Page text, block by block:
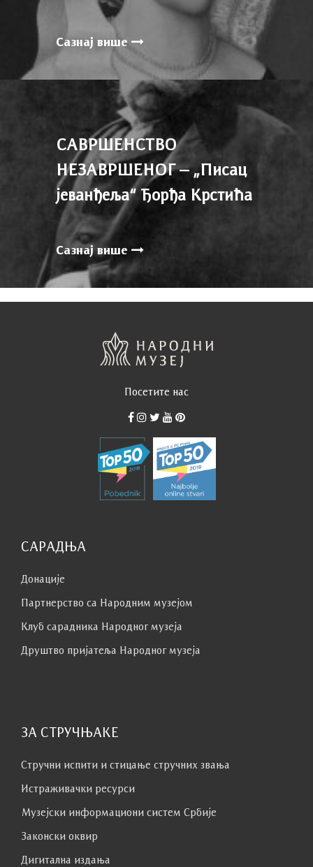
Сазнај више
САВРШЕНСТВО
НЕЗАВРШЕНОГ – „Писац
јеванђеља“ Ђорђа Крстића
Сазнај више
Посетите нас
САРАДЊА
Донације
Партнерство са Народним музејoм
Клуб сaрaдникa Народног музеја
Друштво пријатеља Народног музеја
ЗА СТРУЧЊАКЕ
Стручни испити и стицање стручних звања
Истраживачки ресурси
Музејски информациони систем Србије
Законски оквир
Дигитална издања